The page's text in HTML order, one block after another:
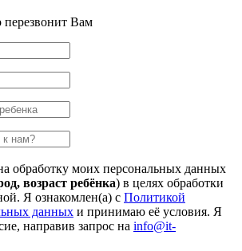
Вам
обработку моих персональных данных
возраст ребёнка) в целях обработки
Я ознакомлен(а) с Политикой
данных и принимаю её условия. Я
направив запрос на info@it-